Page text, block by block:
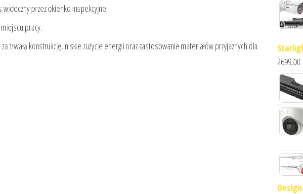
widoczny przez okienko inspekcyjne.
pracy.
trwałą konstrukcję, niskie zużycie energii oraz zastosowanie materiałów przyjaznych dla
2699,00